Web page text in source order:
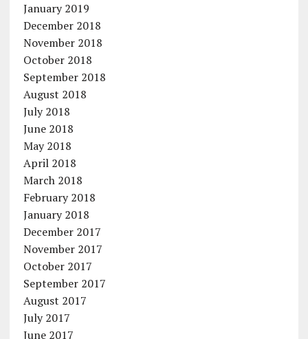
January 2019
December 2018
November 2018
October 2018
September 2018
August 2018
July 2018
June 2018
May 2018
April 2018
March 2018
February 2018
January 2018
December 2017
November 2017
October 2017
September 2017
August 2017
July 2017
June 2017